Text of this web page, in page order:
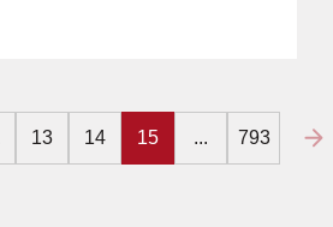
13 14 15 ... 793